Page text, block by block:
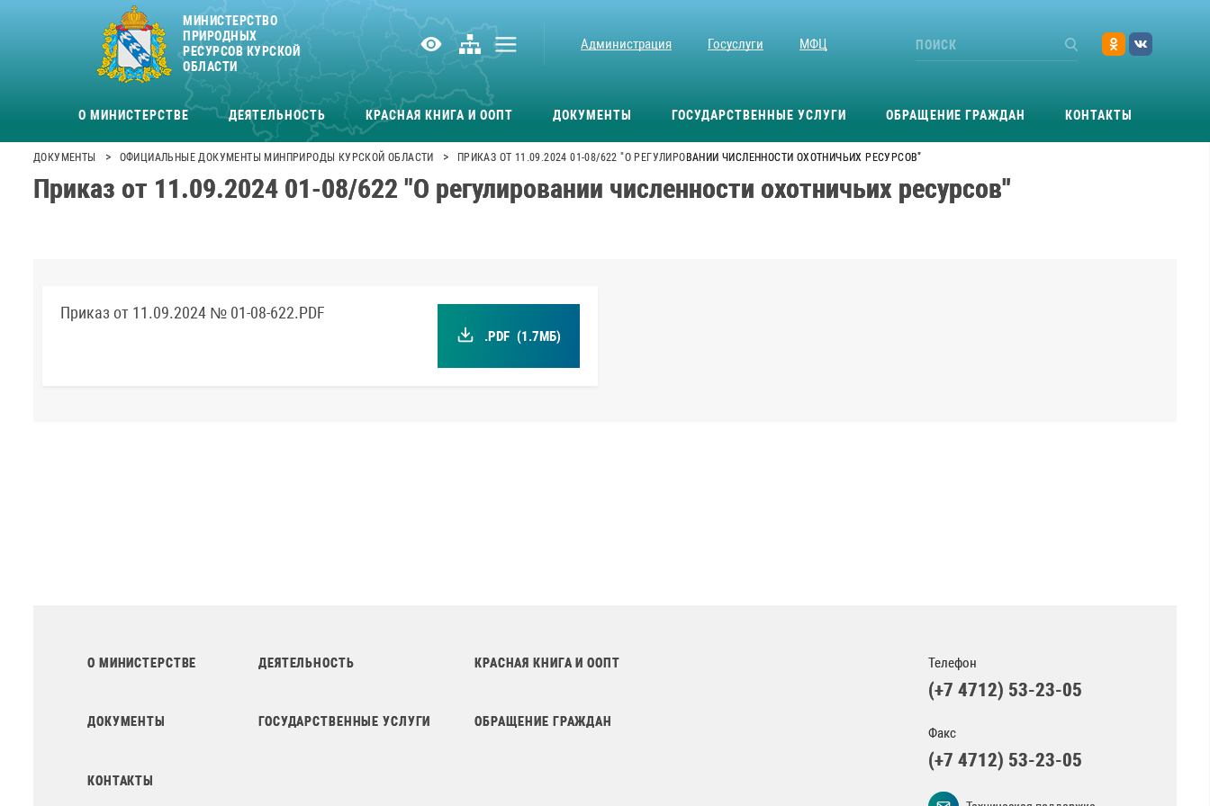
МИНИСТЕРСТВО
ПРИРОДНЫХ
РЕСУРСОВ КУРСКОЙ
ОБЛАСТИ
Администрация Госуслуги МФЦ
О МИНИСТЕРСТВЕ ДЕЯТЕЛЬНОСТЬ КРАСНАЯ КНИГА И ООПТ ДОКУМЕНТЫ ГОСУДАРСТВЕННЫЕ УСЛУГИ ОБРАЩЕНИЕ ГРАЖДАН КОНТАКТЫ
ДОКУМЕНТЫ > ОФИЦИАЛЬНЫЕ ДОКУМЕНТЫ МИНПРИРОДЫ КУРСКОЙ ОБЛАСТИ > ПРИКАЗ ОТ 11.09.2024 01-08/622 "О РЕГУЛИРОВАНИИ ЧИСЛЕННОСТИ ОХОТНИЧЬИХ РЕСУРСОВ"
Приказ от 11.09.2024 01-08/622 "О регулировании численности охотничьих ресурсов"
Приказ от 11.09.2024 № 01-08-622.PDF
.PDF (1.7МБ)
О МИНИСТЕРСТВЕ ДЕЯТЕЛЬНОСТЬ КРАСНАЯ КНИГА И ООПТ
ДОКУМЕНТЫ ГОСУДАРСТВЕННЫЕ УСЛУГИ ОБРАЩЕНИЕ ГРАЖДАН
КОНТАКТЫ
Телефон
(+7 4712) 53-23-05
Факс
(+7 4712) 53-23-05